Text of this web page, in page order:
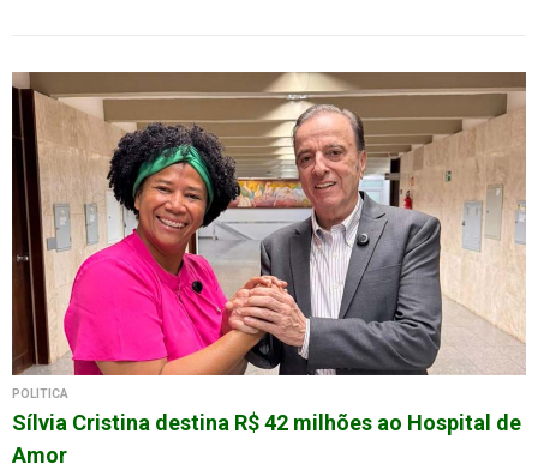
POLÍTICA
Sílvia Cristina destina R$ 42 milhões ao Hospital de
Amor